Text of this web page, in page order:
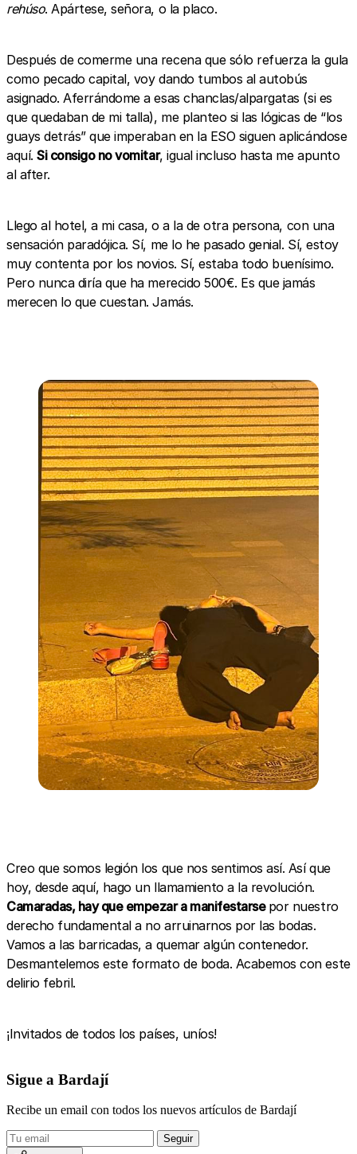
rehúso. Apártese, señora, o la placo.
Después de comerme una recena que sólo refuerza la gula
como pecado capital, voy dando tumbos al autobús
asignado. Aferrándome a esas chanclas/alpargatas (si es
que quedaban de mi talla), me planteo si las lógicas de “los
guays detrás” que imperaban en la ESO siguen aplicándose
aquí.Si consigo no vomitar, igual incluso hasta me apunto
al after.
Llego al hotel, a mi casa, o a la de otra persona, con una
sensación paradójica. Sí, me lo he pasado genial. Sí, estoy
muy contenta por los novios. Sí, estaba todo buenísimo.
Pero nunca diría que ha merecido 500€. Es que jamás
merecen lo que cuestan. Jamás.
Creo que somos legión los que nos sentimos así. Así que
hoy, desde aquí, hago un llamamiento a la revolución.
Camaradas, hay que empezar a manifestarse por nuestro
derecho fundamental a no arruinarnos por las bodas.
Vamos a las barricadas, a quemar algún contenedor.
Desmantelemos este formato de boda. Acabemos con este
delirio febril.
¡Invitados de todos los países, uníos!
Sigue a Bardají
Recibe un email con todos los nuevos artículos de Bardají